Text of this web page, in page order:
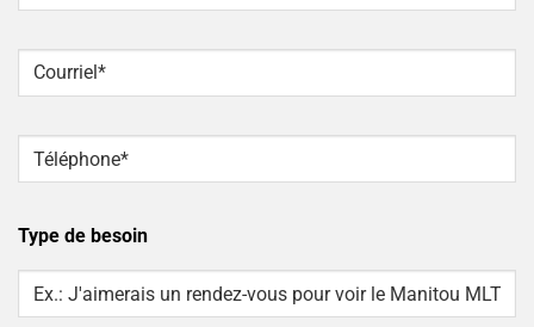
Courriel *
Téléphone
Type de besoin
Type